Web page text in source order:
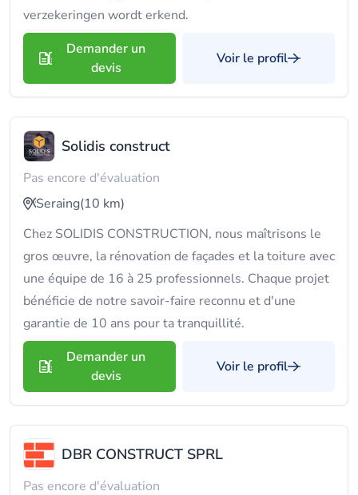
verzekeringen wordt erkend.
Demander un
devis
Voir le profil
Solidis construct
Pas encore d'évaluation
Seraing(10 km)
Chez SOLIDIS CONSTRUCTION, nous maîtrisons le
gros œuvre, la rénovation de façades et la toiture avec
une équipe de 16 à 25 professionnels. Chaque projet
bénéficie de notre savoir-faire reconnu et d'une
garantie de 10 ans pour ta tranquillité.
Demander un
devis
Voir le profil
DBR CONSTRUCT SPRL
Pas encore d'évaluation